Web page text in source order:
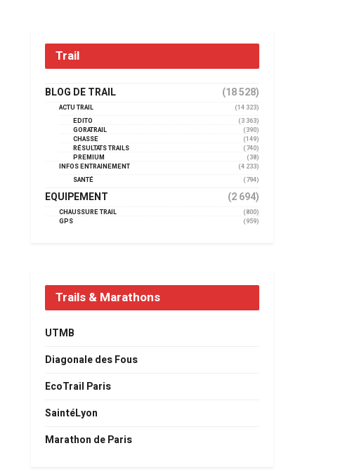
Trail
BLOG DE TRAIL (18 528)
ACTU TRAIL
(14 323)
EDITO
(3 363)
GORATRAIL
(390)
CHASSE
(149)
RÉSULTATS TRAILS
(740)
PREMIUM
(38)
INFOS ENTRAINEMENT
(4 233)
SANTÉ
(794)
EQUIPEMENT (2 694)
CHAUSSURE TRAIL
(800)
GPS
(959)
Trails & Marathons
UTMB
Diagonale des Fous
EcoTrail Paris
SaintéLyon
Marathon de Paris